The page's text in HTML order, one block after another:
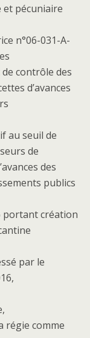
pécuniaire
n°06-031-A-
contrôle des
d’avances
au seuil de
de
des
publics
portant création
par le
régie comme